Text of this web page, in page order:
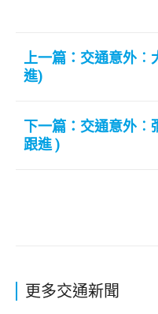
上一篇：交通意外
進)
下一篇：交通意外︰
跟進 )
更多交通新聞